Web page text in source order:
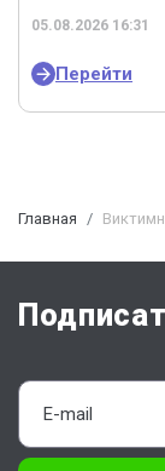
05.08.2026 16:31
Перейти
Главная